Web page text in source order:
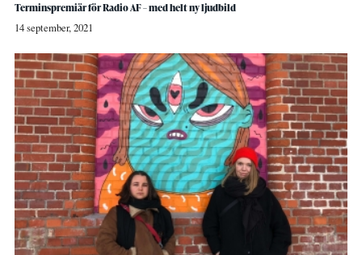
Terminspremiär för Radio AF – med helt ny ljudbild
14 september, 2021